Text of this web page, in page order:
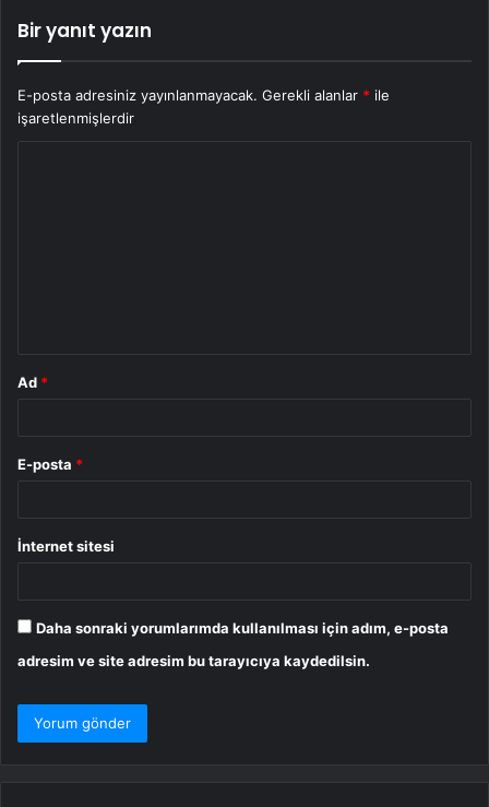
Bir yanıt yazın
E-posta adresiniz yayınlanmayacak. Gerekli alanlar * ile
işaretlenmişlerdir
Ad *
E-posta *
İnternet sitesi
Daha sonraki yorumlarımda kullanılması için adım, e-posta
adresim ve site adresim bu tarayıcıya kaydedilsin.